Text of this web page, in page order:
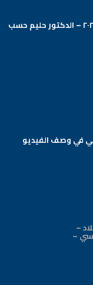
خدمة الكنيسة البث مباشر ليوم الأحد ١٩ يوليو ٢٠٢٦ – الدكتور حليم حسب
في وصف الفيديو
–
–